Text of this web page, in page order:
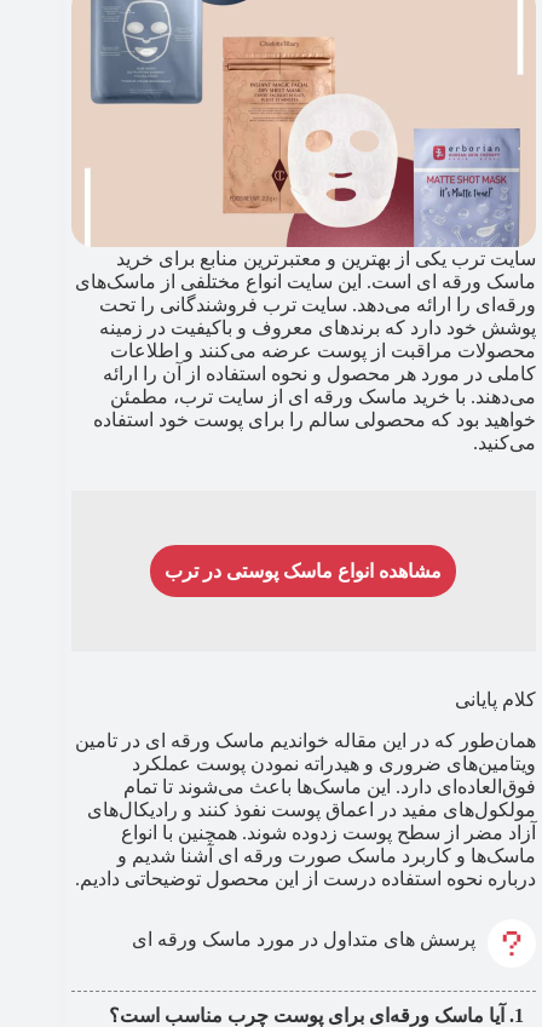
سایت ترب یکی از بهترین و معتبرترین منابع برای خرید
ماسک ورقه‌ ای است. این سایت انواع مختلفی از ماسک‌های
ورقه‌ای را ارائه می‌دهد. سایت ترب فروشندگانی را تحت
پوشش خود دارد که برندهای معروف و باکیفیت در زمینه
محصولات مراقبت از پوست عرضه می‌کنند و اطلاعات
کاملی در مورد هر محصول و نحوه استفاده از آن را ارائه
می‌دهند. با خرید ماسک ورقه‌ ای از سایت ترب، مطمئن
خواهید بود که محصولی سالم را برای پوست خود استفاده
می‌کنید.
مشاهده انواع ماسک پوستی در ترب
کلام پایانی
همان‌طور که در این مقاله خواندیم ماسک‌ ورقه ‌ای در تامین
ویتامین‌های ضروری و هیدراته نمودن پوست عملکرد
فوق‌العاده‌ای دارد. این ماسک‌ها باعث می‌شوند تا تمام
مولکول‌های مفید در اعماق پوست نفوذ کنند و رادیکال‌های
آزاد مضر از سطح پوست زدوده شوند. همچنين با انواع
ماسک‌ها و کاربرد ماسک صورت ورقه ای آشنا شدیم و
درباره نحوه استفاده درست از این محصول توضیحاتی دادیم.
پرسش های متداول در مورد ماسک ورقه ای
آیا ماسک ورقه‌ای برای پوست چرب مناسب است؟